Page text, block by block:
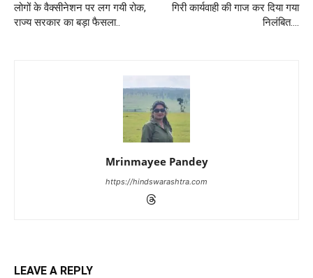
लोगों के वैक्सीनेशन पर लग गयी रोक,
राज्य सरकार का बड़ा फैसला..
गिरी कार्यवाही की गाज कर दिया गया
निलंबित….
Mrinmayee Pandey
https://hindswarashtra.com
LEAVE A REPLY